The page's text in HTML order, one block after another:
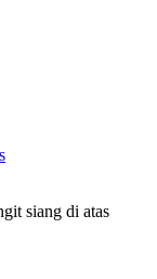
siang di atas